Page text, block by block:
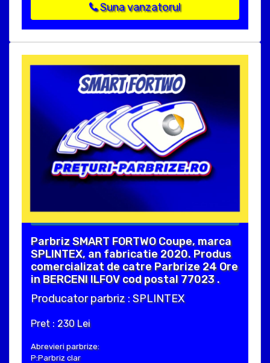
Suna vanzatorul
Parbriz SMART FORTWO Coupe, marca
SPLINTEX, an fabricatie 2020. Produs
comercializat de catre Parbrize 24 Ore
in BERCENI ILFOV cod postal 77023 .
Producator parbriz : SPLINTEX
Pret : 230 Lei
Abrevieri parbrize:
P:Parbriz clar